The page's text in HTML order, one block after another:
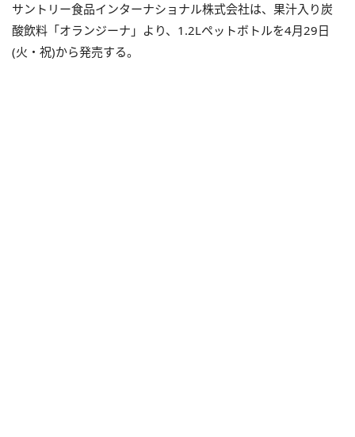
サントリー食品インターナショナル株式会社は、果汁入り炭
酸飲料「オランジーナ」より、1.2Lペットボトルを4月29日
(火・祝)から発売する。